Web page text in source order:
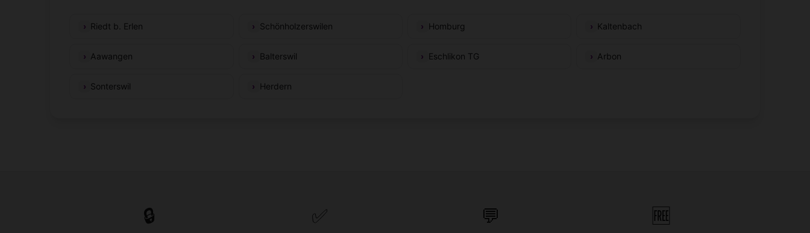
Riedt b. Erlen Schönholzerswilen Homburg Kaltenbach
Aawangen Balterswil Eschlikon TG Arbon
Sonterswil Herdern
🔒 ✅ 💬 🆓